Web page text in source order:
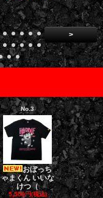
>
No.3
おぼっち
ゃまくん いいな
けつ（
5,500円(税込)
No.4
ゴー
バスターズ
ージャ
5,500円(税